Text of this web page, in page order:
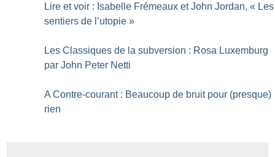
Lire et voir : Isabelle Frémeaux et John Jordan, « Les
sentiers de l’utopie »
Les Classiques de la subversion : Rosa Luxemburg
par John Peter Netti
A Contre-courant : Beaucoup de bruit pour (presque)
rien